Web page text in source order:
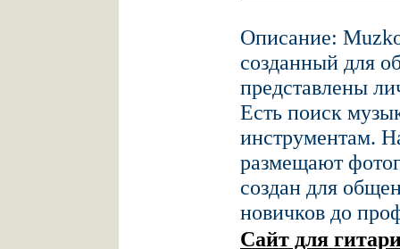
Описание:
созданный для
представлены
Есть поиск
инструментам.
размещают
создан для
новичков до
Сайт для